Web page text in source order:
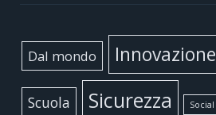
Dal mondo Innovazione
Scuola Sicurezza Social